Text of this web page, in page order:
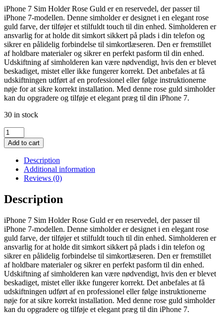
iPhone 7 Sim Holder Rose Guld er en reservedel, der passer til
iPhone 7-modellen. Denne simholder er designet i en elegant rose
guld farve, der tilføjer et stilfuldt touch til din enhed. Simholderen er
ansvarlig for at holde dit simkort sikkert på plads i din telefon og
sikrer en pålidelig forbindelse til simkortlæseren. Den er fremstillet
af holdbare materialer og sikrer en perfekt pasform til din enhed.
Udskiftning af simholderen kan være nødvendigt, hvis den er blevet
beskadiget, mistet eller ikke fungerer korrekt. Det anbefales at få
udskiftningen udført af en professionel eller følge instruktionerne
nøje for at sikre korrekt installation. Med denne rose guld simholder
kan du opgradere og tilføje et elegant præg til din iPhone 7.
30 in stock
iPhone
7
Sim
Holder
Rose
Guld
quantity
Add to cart
Description
Additional information
Reviews (0)
Description
iPhone 7 Sim Holder Rose Guld er en reservedel, der passer til
iPhone 7-modellen. Denne simholder er designet i en elegant rose
guld farve, der tilføjer et stilfuldt touch til din enhed. Simholderen er
ansvarlig for at holde dit simkort sikkert på plads i din telefon og
sikrer en pålidelig forbindelse til simkortlæseren. Den er fremstillet
af holdbare materialer og sikrer en perfekt pasform til din enhed.
Udskiftning af simholderen kan være nødvendigt, hvis den er blevet
beskadiget, mistet eller ikke fungerer korrekt. Det anbefales at få
udskiftningen udført af en professionel eller følge instruktionerne
nøje for at sikre korrekt installation. Med denne rose guld simholder
kan du opgradere og tilføje et elegant præg til din iPhone 7.